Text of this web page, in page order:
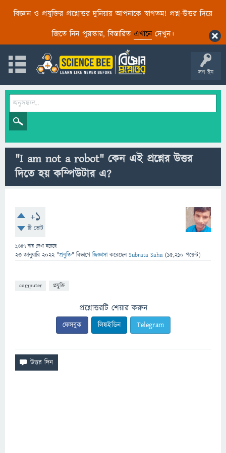
বিজ্ঞান ও প্রযুক্তির প্রশ্নোত্তর দুনিয়ায় আপনাকে স্বাগতম! প্রশ্ন-উত্তর দিয়ে
জিতে নিন পুরস্কার, বিস্তারিত এখানেদেখুন।
লগ ইন
"I am not a robot" কেন এই প্রশ্নের উত্তর
দিতে হয় কম্পিউটার এ?
+1
টি ভোট
1,447 বার দেখা হয়েছে
23 জানুয়ারি 2022 "প্রযুক্তি" বিভাগে জিজ্ঞাসাকরেছেনSubrata Saha (15,210 পয়েন্ট)
computer প্রযুক্তি
প্রশ্নোত্তরটি শেয়ার করুন
ফেসবুক লিঙ্কইডিন Telegram